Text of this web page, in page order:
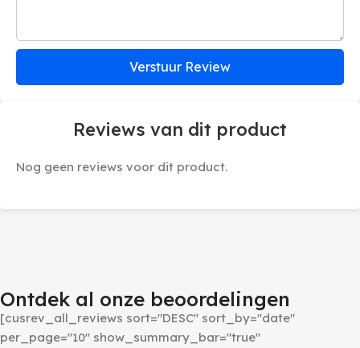
Verstuur Review
Reviews van dit product
Nog geen reviews voor dit product.
Ontdek al onze beoordelingen
[cusrev_all_reviews sort="DESC" sort_by="date"
per_page="10" show_summary_bar="true"